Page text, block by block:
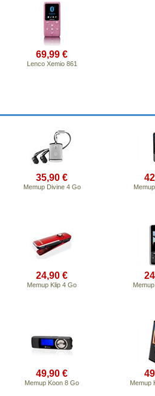
69,99 €
Lenco Xemio 861
35,90 €
Memup Divine 4 Go
24,90 €
Memup Klip 4 Go
49,90 €
Memup Koon 8 Go Memup